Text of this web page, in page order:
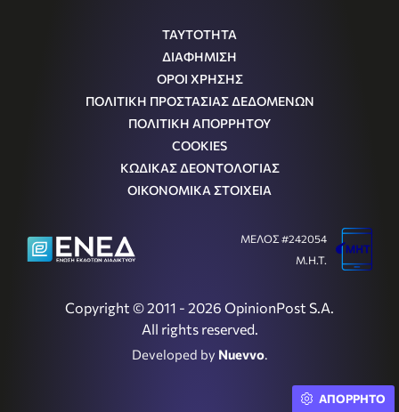
ΤΑΥΤΟΤΗΤΑ
ΔΙΑΦΗΜΙΣΗ
ΟΡΟΙ ΧΡΗΣΗΣ
ΠΟΛΙΤΙΚΗ ΠΡΟΣΤΑΣΙΑΣ ΔΕΔΟΜΕΝΩΝ
ΠΟΛΙΤΙΚΗ ΑΠΟΡΡΗΤΟΥ
COOKIES
ΚΩΔΙΚΑΣ ΔΕΟΝΤΟΛΟΓΙΑΣ
ΟΙΚΟΝΟΜΙΚΑ ΣΤΟΙΧΕΙΑ
Copyright © 2011 - 2026 OpinionPost S.A.
All rights reserved.
Developed by Nuevvo.
ΜΕΛΟΣ #242054
Μ.Η.Τ.
ΑΠΟΡΡΗΤΟ